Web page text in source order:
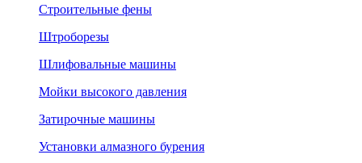
Строительные фены
Штроборезы
Шлифовальные машины
Мойки высокого давления
Затирочные машины
Установки алмазного бурения